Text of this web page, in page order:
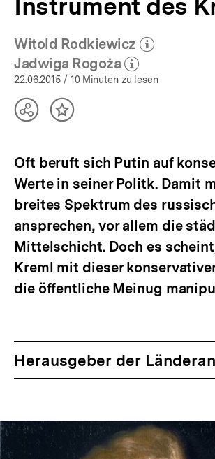
Instrument des
Witold Rodkiewicz
(Mehr zum Autor)
öffnen
Jadwiga Rogoża
(Mehr zum Autor)
öffnen
22.06.2015 / 10 Minuten zu lesen
TeilenInhalt
Oft beruft sich Putin auf
Werte in seiner Politk. Damit
breites Spektrum des
ansprechen, vor allem die
Mittelschicht. Doch es
Kreml mit dieser
die öffentliche Meinug
Herausgeber der